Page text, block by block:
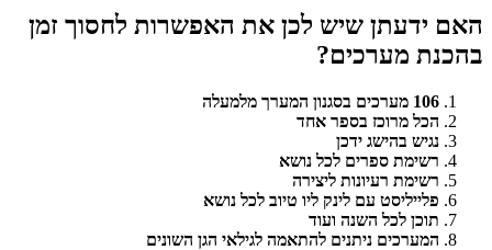
האם ידעתן שיש לכן את האפשרות לחסוך זמן
בהכנת מערכים?
106 מערכים בסגנון המערך מלמעלה
הכל מרוכז בספר אחד
נגיש בהישג ידכן
רשימת ספרים לכל נושא
רשימת רעיונות ליצירה
פלייליסט עם לינק ליו טיוב לכל נושא
תוכן לכל השנה ועוד
המערכים ניתנים להתאמה לגילאי הגן השונים